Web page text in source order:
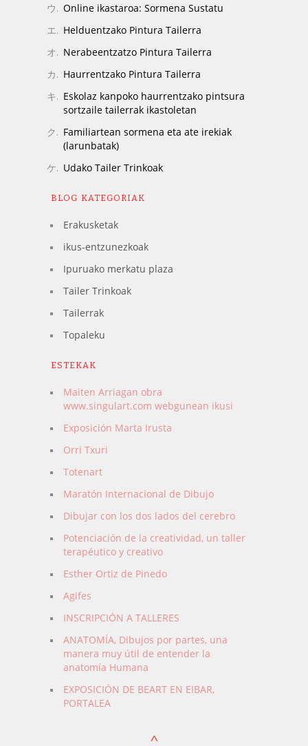
Online ikastaroa: Sormena Sustatu
Helduentzako Pintura Tailerra
Nerabeentzatzo Pintura Tailerra
Haurrentzako Pintura Tailerra
Eskolaz kanpoko haurrentzako pintsura
sortzaile tailerrak ikastoletan
Familiartean sormena eta ate irekiak
(larunbatak)
Udako Tailer Trinkoak
BLOG KATEGORIAK
Erakusketak
ikus-entzunezkoak
Ipuruako merkatu plaza
Tailer Trinkoak
Tailerrak
Topaleku
ESTEKAK
Maiten Arriagan obra
www.singulart.com webgunean ikusi
Exposición Marta Irusta
Orri Txuri
Totenart
Maratón Internacional de Dibujo
Dibujar con los dos lados del cerebro
Potenciación de la creatividad, un taller
terapéutico y creativo
Esther Ortiz de Pinedo
Agifes
INSCRIPCIÓN A TALLERES
ANATOMÍA, Dibujos por partes, una
manera muy útil de entender la
anatomía Humana
EXPOSICIÓN DE BEART EN EIBAR,
PORTALEA